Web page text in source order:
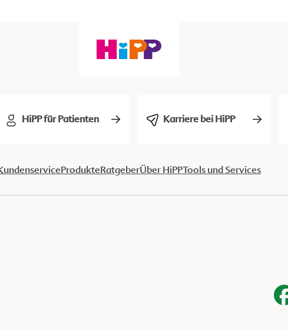
HiPP für Patienten Karriere bei HiPP
ProdukteRatgeberÜber HiPPTools und Services